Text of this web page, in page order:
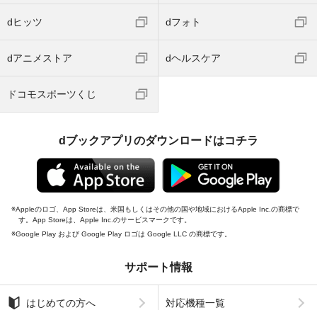
dヒッツ dフォト
dアニメストア dヘルスケア
ドコモスポーツくじ
dブックアプリのダウンロードはコチラ
Appleのロゴ、App Storeは、米国もしくはその他の国や地域におけるApple Inc.の商標で
す。App Storeは、Apple Inc.のサービスマークです。
Google Play および Google Play ロゴは Google LLC の商標です。
サポート情報
はじめての方へ 対応機種一覧